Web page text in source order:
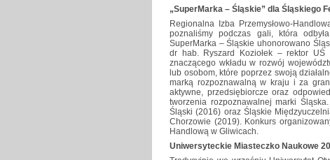
„SuperMarka – Śląskie” dla Śląskiego
Regionalna Izba Przemysłowo-
poznaliśmy podczas gali, która
SuperMarka – Śląskie uhonorowano
dr hab. Ryszard Koziołek – rektor UŚ
znaczącego wkładu w rozwój
lub osobom, które poprzez swoją
marką rozpoznawalną w kraju i za
aktywne, przedsiębiorcze oraz
tworzenia rozpoznawalnej marki
Śląski (2016) oraz Śląskie
Chorzowie (2019). Konkurs
Handlową w Gliwicach.
Uniwersyteckie Miasteczko Naukowe